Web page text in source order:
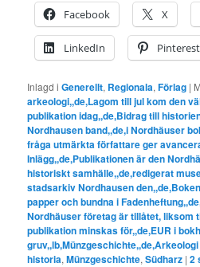
Facebook
X
LinkedIn Pinterest
Inlagd i Generellt, Regionala,Förlag |
arkeologi,,de,Lagom till jul kom den
publikation idag,,de,Bidrag till
Nordhausen band,,de,i Nordhäuser
fråga utmärkta författare ger
Inlägg,,de,Publikationen är den
historiskt samhälle,,de,redigerat
stadsarkiv Nordhausen
papper och bundna i
Nordhäuser företag är tillåtet, liksom
publikation minskas för,,de,EUR i
historia,Münzgeschichte,Südharz |2